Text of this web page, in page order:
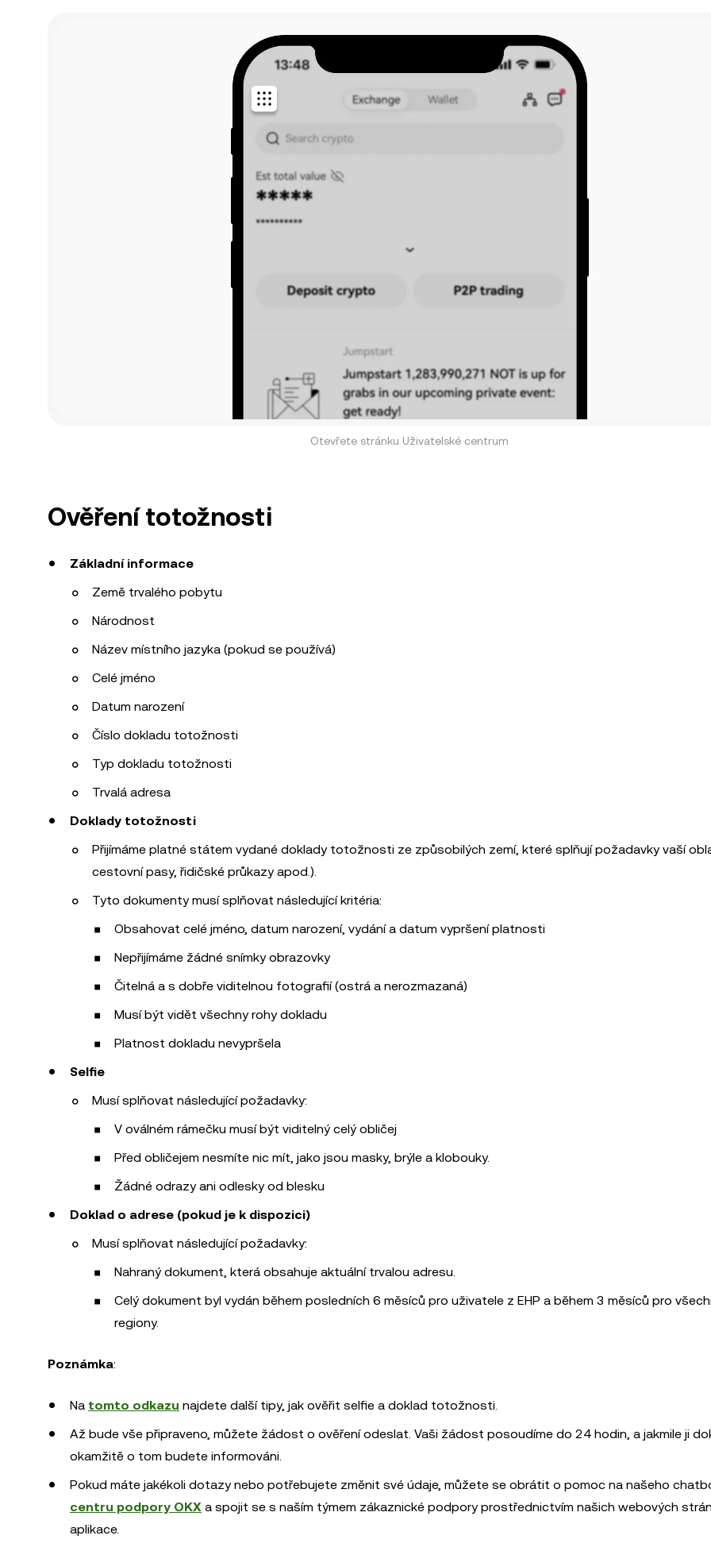
Otevřete stránku Uživatelské centrum
Ověření totožnosti
Základní informace
Země trvalého pobytu
Národnost
Název místního jazyka (pokud se používá)
Celé jméno
Datum narození
Číslo dokladu totožnosti
Typ dokladu totožnosti
Trvalá adresa
Doklady totožnosti
Přijímáme platné státem vydané doklady totožnosti ze způsobilých zemí, které splňují požadavky vaší
cestovní pasy, řidičské průkazy apod.).
Tyto dokumenty musí splňovat následující kritéria:
Obsahovat celé jméno, datum narození, vydání a datum vypršení platnosti
Nepřijímáme žádné snímky obrazovky
Čitelná a s dobře viditelnou fotografií (ostrá a nerozmazaná)
Musí být vidět všechny rohy dokladu
Platnost dokladu nevypršela
Selfie
Musí splňovat následující požadavky:
V oválném rámečku musí být viditelný celý obličej
Před obličejem nesmíte nic mít, jako jsou masky, brýle a klobouky.
Žádné odrazy ani odlesky od blesku
Doklad o adrese (pokud je k dispozici)
Musí splňovat následující požadavky:
Nahraný dokument, která obsahuje aktuální trvalou adresu.
Celý dokument byl vydán během posledních 6 měsíců pro uživatele z EHP a během 3 měsíců pro
regiony.
Poznámka:
Na tomto odkazu najdete další tipy, jak ověřit selfie a doklad totožnosti.
Až bude vše připraveno, můžete žádost o ověření odeslat. Vaši žádost posoudíme do 24 hodin, a jakmile ji
okamžitě o tom budete informováni.
Pokud máte jakékoli dotazy nebo potřebujete změnit své údaje, můžete se obrátit o pomoc na našeho
centru podpory OKX a spojit se s naším týmem zákaznické podpory prostřednictvím našich webových
aplikace.